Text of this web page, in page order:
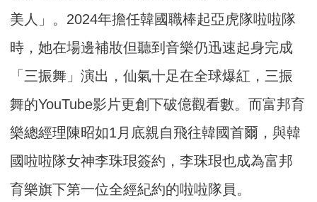
美人」。2024年擔任韓國職棒起亞虎隊啦啦隊
時，她在場邊補妝但聽到音樂仍迅速起身完成
「三振舞」演出，仙氣十足在全球爆紅，三振
舞的YouTube影片更創下破億觀看數。而富邦育
樂總經理陳昭如1月底親自飛往韓國首爾，與韓
國啦啦隊女神李珠珢簽約，李珠珢也成為富邦
育樂旗下第一位全經紀約的啦啦隊員。